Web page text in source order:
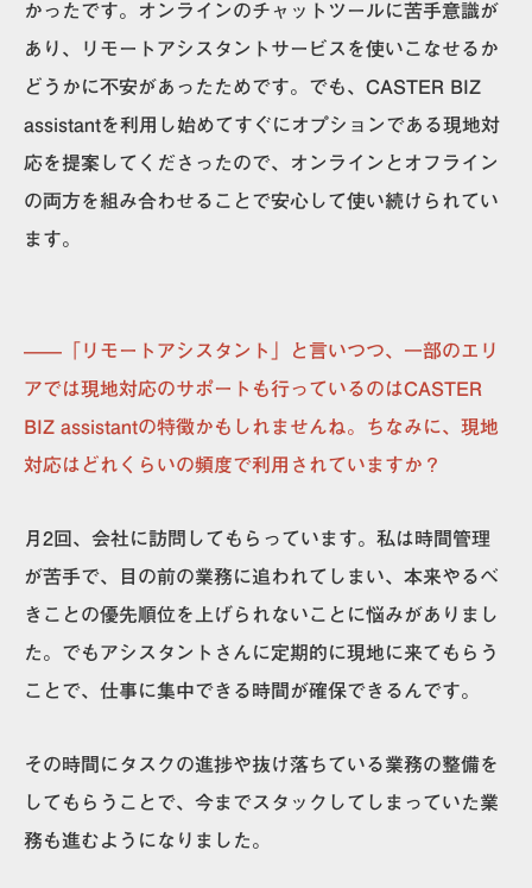
かったです。オンラインのチャットツールに苦手意識が
あり、リモートアシスタントサービスを使いこなせるか
どうかに不安があった ためです。でも、CASTER BIZ
assistantを利用し始めてすぐにオプションである現地対
応を提案してくださったので、オンラインとオフライン
の両方を組み合わせることで安心して使い続けられてい
ます。
——「リモートアシスタント」と言いつつ、一部のエリ
アでは現地対応のサポートも行っているのはCASTER
BIZ assistantの特徴かもしれませんね。ちなみに、現地
対応はどれくらいの頻度で利用されていますか？
月2回、会社に訪問してもらっています。私は時間管理
が苦手で、目の前の業務に追われてしまい、本来やるべ
きことの優先順位を上げられないことに悩みがありまし
た。でもアシスタントさんに定期的に現地に来てもらう
ことで、仕事に集中できる時間が確保できるんです。
その時間にタスクの進捗や抜け落ちている業務の整備を
してもらうことで、今までスタックしてしまっていた業
務も進むようになりました。